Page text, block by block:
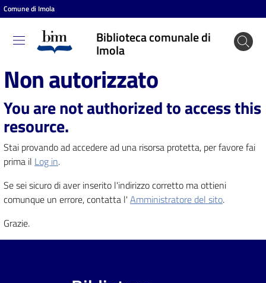
Vai al contenuto
Vai alla navigazione
Vai al footer
Comune di Imola
Biblioteca comunale di
Imola
Biblioteca
comunale
di Imola
Entra
Cosa
puoi
fare
Non autorizzato
You are not authorized to access this
resource.
Stai provando ad accedere ad una risorsa protetta, per favore fai
prima il Log in.
Se sei sicuro di aver inserito l'indirizzo corretto ma ottieni
comunque un errore, contatta l' Amministratore del sito.
Grazie.